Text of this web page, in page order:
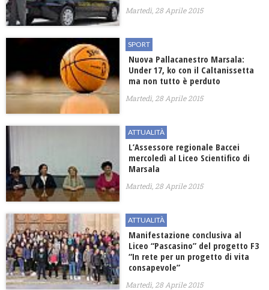
Martedì, 28 Aprile 2015
SPORT
Nuova Pallacanestro Marsala:
Under 17, ko con il Caltanissetta
ma non tutto è perduto
Martedì, 28 Aprile 2015
ATTUALITÀ
L’Assessore regionale Baccei
mercoledì al Liceo Scientifico di
Marsala
Martedì, 28 Aprile 2015
ATTUALITÀ
Manifestazione conclusiva al
Liceo “Pascasino” del progetto F3
“In rete per un progetto di vita
consapevole”
Martedì, 28 Aprile 2015